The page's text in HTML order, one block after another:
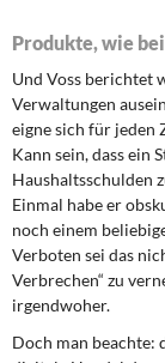
Produkte, wie
Und Voss berichtet
Verwaltungen
eigne sich für jeden
Kann sein, dass ein
Haushaltsschulden
Einmal habe er
noch einem
Verboten sei das
Verbrechen“ zu
irgendwoher.
Doch man beachte: